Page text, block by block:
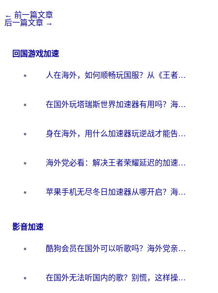
← 前一篇文章
后一篇文章 →
回国游戏加速
人在海外，如何顺畅玩国服？从《王者荣耀》到《云图计划》的加速器终极指南
在国外玩塔瑞斯世界加速器有用吗？海外玩家亲测后的真实答案
身在海外，用什么加速器玩逆战才能告别延迟？
海外党必看：解决王者荣耀延迟的加速器终极指南——从EVE到猫和老鼠，一个工具全搞定
苹果手机无尽冬日加速器从哪开启？海外玩家的冬日生存指南
影音加速
酷狗会员在国外可以听歌吗？海外党亲测有效：3步解决音乐权限难题
在国外无法听国内的歌？别慌，这样操作就能畅听QQ音乐（附亲测加速器推荐）